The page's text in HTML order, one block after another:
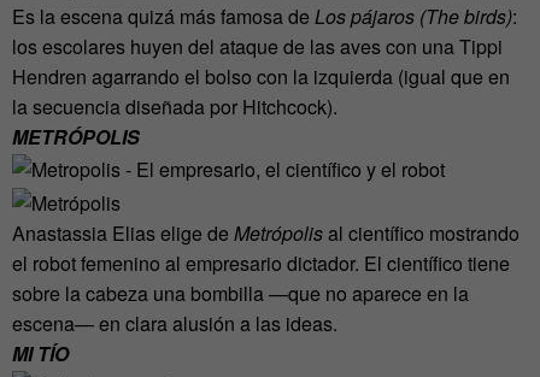
Es la escena quizá más famosa de Los pájaros (The birds):
los escolares huyen del ataque de las aves con una Tippi
Hendren agarrando el bolso con la izquierda (igual que en
la secuencia diseñada por Hitchcock).
METRÓPOLIS
Anastassia Elias elige de Metrópolisal científico mostrando
el robot femenino al empresario dictador. El científico tiene
sobre la cabeza una bombilla —que no aparece en la
escena— en clara alusión a las ideas.
MI TÍO